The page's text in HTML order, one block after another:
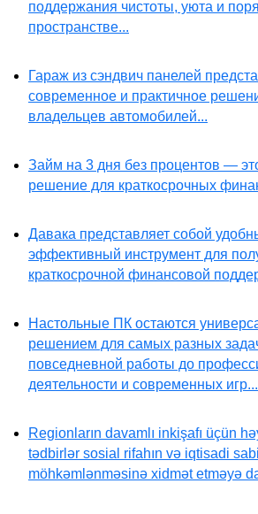
поддержания чистоты, уюта и
пространстве...
Гараж из сэндвич панелей
современное и практичное
владельцев автомобилей...
Займ на 3 дня без процентов —
решение для краткосрочных
Давака представляет собой
эффективный инструмент для
краткосрочной финансовой
Настольные ПК остаются
решением для самых разных
повседневной работы до
деятельности и современных игр...
Regionların davamlı inkişafı üçün
tədbirlər sosial rifahın və iqtisadi
möhkəmlənməsinə xidmət etməyə